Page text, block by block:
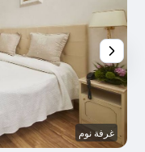
غرفة نوم